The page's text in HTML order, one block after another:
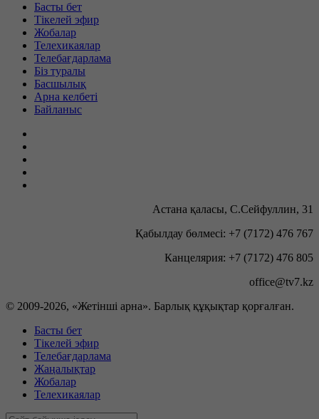
Басты бет
Тікелей эфир
Жобалар
Телехикаялар
Телебағдарлама
Біз туралы
Басшылық
Арна келбеті
Байланыс
Астана қаласы, С.Сейфуллин, 31
Қабылдау бөлмесі: +7 (7172) 476 767
Канцелярия: +7 (7172) 476 805
office@tv7.kz
© 2009-2026, «Жетінші арна». Барлық құқықтар қорғалған.
Басты бет
Тікелей эфир
Телебағдарлама
Жаңалықтар
Жобалар
Телехикаялар